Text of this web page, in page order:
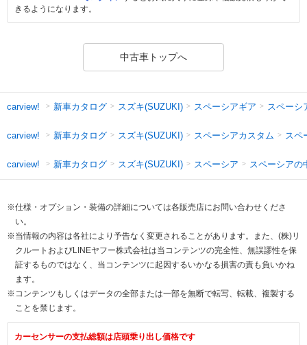
きるようになります。
中古車トップへ
carview! 新車カタログ スズキ(SUZUKI) スペーシアギア スペーシ
carview! 新車カタログ スズキ(SUZUKI) スペーシアカスタム スペ
carview! 新車カタログ スズキ(SUZUKI) スペーシア スペーシアの
※仕様・オプション・装備の詳細については各販売店にお問い合わせくださ
い。
※当情報の内容は各社により予告なく変更されることがあります。また、(株)リ
クルートおよびLINEヤフー株式会社は当コンテンツの完全性、無誤謬性を保
証するものではなく、当コンテンツに起因するいかなる損害の責も負いかね
ます。
※コンテンツもしくはデータの全部または一部を無断で転写、転載、複製する
ことを禁じます。
カーセンサーの支払総額は店頭乗り出し価格です